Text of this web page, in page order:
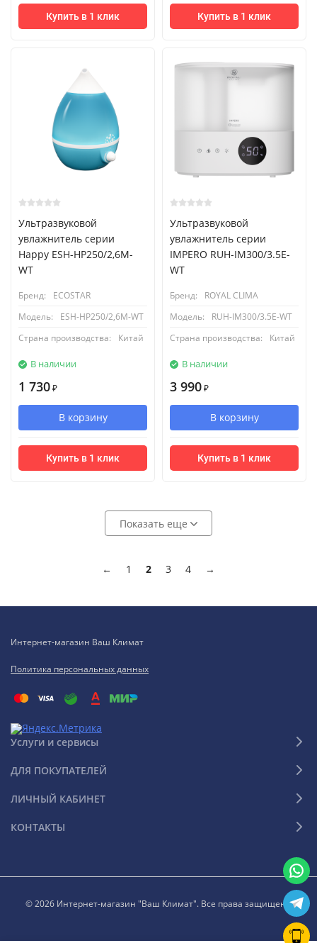
Купить в 1 клик Купить в 1 клик
Ультразвуковой
увлажнитель серии
Happy ESH-HP250/2,6M-
WT
Бренд:
ECOSTAR
Модель:
ESH-HP250/2,6M-WT
Страна производства:
Китай
В наличии
1 730 ₽
В корзину
Купить в 1 клик
Ультразвуковой
увлажнитель серии
IMPERO RUH-IM300/3.5E-
WT
Бренд:
ROYAL CLIMA
Модель:
RUH-IM300/3.5E-WT
Страна производства:
Китай
В наличии
3 990 ₽
В корзину
Купить в 1 клик
Показать еще
← 1 2 3 4 →
Интернет-магазин Ваш Климат
Политика персональных данных
Услуги и сервисы
ДЛЯ ПОКУПАТЕЛЕЙ
ЛИЧНЫЙ КАБИНЕТ
КОНТАКТЫ
© 2026 Интернет-магазин "Ваш Климат". Все права защищены